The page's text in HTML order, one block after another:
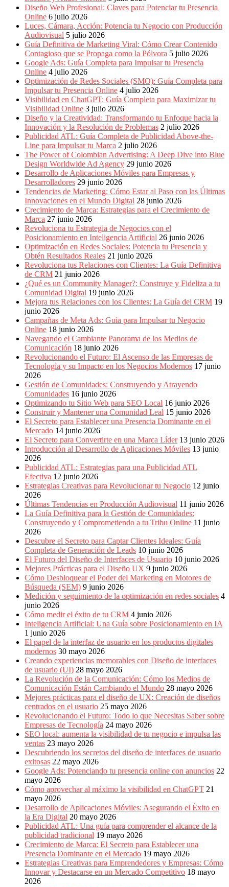
Periódicos
Producción
Gráfica
Colombia.
Diseño Web Profesional: Claves para Potenciar tu Presencia
Online 6 julio 2026
Luces, Cámara, Acción: Potencia tu Negocio con Producción
Audiovisual 5 julio 2026
Guía Definitiva de Marketing Viral: Cómo Crear Contenido
Contagioso que se Propaga como la Pólvora 5 julio 2026
Google Ads: Guía Completa para Impulsar tu Presencia
Online 4 julio 2026
Optimización de Redes Sociales (SMO): Guía Completa para
Impulsar tu Presencia Online 4 julio 2026
Visibilidad en ChatGPT: Guía Completa para Maximizar tu
Visibilidad Online 3 julio 2026
Diseño y la Creatividad: Transformando tu Enfoque hacia la
Innovación y la Resolución de Problemas 2 julio 2026
Publicidad ATL: Guía Completa de Publicidad Above-the-
Line para Impulsar tu Marca 2 julio 2026
The Power of Colombian Advertising: A Deep Dive into Blue
Design Worldwide Ad Agency 29 junio 2026
Desarrollo de Aplicaciones Móviles para Empresas y
Desarrolladores 29 junio 2026
Tendencias de Marketing: Cómo Estar al Paso con las Últimas
Innovaciones en el Mundo Digital 28 junio 2026
Crecimiento de Marca: Estrategias para el Crecimiento de
Marca 27 junio 2026
Revoluciona tu Estrategia de Negocios con el
Posicionamiento en Inteligencia Artificial 26 junio 2026
Optimización en Redes Sociales: Potencia tu Presencia y
Obtén Resultados Reales 21 junio 2026
Revoluciona tus Relaciones con Clientes: La Guía Definitiva
de CRM 21 junio 2026
¿Qué es un Community Manager?: Construye y Fideliza a tu
Comunidad Digital 19 junio 2026
Mejora tus Relaciones con los Clientes: La Guía del CRM 19
junio 2026
Campañas de Meta Ads: Guía para Impulsar tu Negocio
Online 18 junio 2026
Navegando el Cambiante Panorama de los Medios de
Comunicación 18 junio 2026
Revolucionando el Futuro: El Ascenso de las Empresas de
Tecnología y su Impacto en los Negocios Modernos 17 junio
2026
Gestión de Comunidades: Construyendo y Atrayendo
Comunidades 16 junio 2026
Optimizando tu Sitio Web para SEO Local 16 junio 2026
Construir y Mantener una Comunidad Leal 15 junio 2026
El Secreto para Establecer una Presencia Dominante en el
Mercado 14 junio 2026
El Secreto para Convertirte en una Marca Líder 13 junio 2026
Introducción al Desarrollo de Aplicaciones Móviles 13 junio
2026
Publicidad ATL: Estrategias para una Publicidad ATL
Efectiva 12 junio 2026
Estrategias Creativas para Revolucionar tu Negocio 12 junio
2026
Últimas Tendencias en Producción Audiovisual 11 junio 2026
La Guía Definitiva para la Gestión de Comunidades:
Construyendo y Comprometiendo a tu Tribu Online 11 junio
2026
Descubre el Secreto para Captar Clientes Ideales: Guía
Completa de Generación de Leads 10 junio 2026
El Futuro del Diseño de Interfaces de Usuario 10 junio 2026
Mejores Prácticas para el Diseño UX 9 junio 2026
Cómo Desbloquear el Poder del Marketing en Motores de
Búsqueda (SEM) 9 junio 2026
Medición y seguimiento de la optimización en redes sociales 4
junio 2026
Cómo medir el éxito de tu CRM 4 junio 2026
Inteligencia Artificial: Una Guía sobre Posicionamiento en IA
1 junio 2026
El papel de la interfaz de usuario en los productos digitales
modernos 30 mayo 2026
Creando experiencias memorables con Diseño de interfaces
de usuario (UI) 28 mayo 2026
La Revolución de la Comunicación: Cómo los Medios de
Comunicación Están Cambiando el Mundo 28 mayo 2026
Mejores prácticas para el diseño de UX: Creación de diseños
centrados en el usuario 25 mayo 2026
Revolucionando el Futuro: Todo lo que Necesitas Saber sobre
Empresas de Tecnología 24 mayo 2026
SEO local: aumenta la visibilidad de tu negocio e impulsa las
ventas 23 mayo 2026
Descubriendo los secretos del diseño de interfaces de usuario
exitosas 22 mayo 2026
Google Ads: Potenciando tu presencia online con anuncios 22
mayo 2026
Cómo aprovechar al máximo la visibilidad en ChatGPT 21
mayo 2026
Desarrollo de Aplicaciones Móviles: Asegurando el Éxito en
la Era Digital 20 mayo 2026
Publicidad ATL: Una guía para comprender el alcance de la
publicidad tradicional 19 mayo 2026
Crecimiento de Marca: El Secreto para Establecer una
Presencia Dominante en el Mercado 19 mayo 2026
Estrategias Creativas para Emprendedores y Empresas: Cómo
Innovar y Destacarse en un Mercado Competitivo 18 mayo
2026